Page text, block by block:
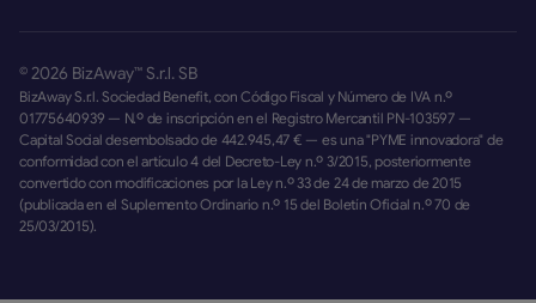
BizAway S.r.l. Sociedad Benefit, con Código Fiscal y Número de IVA n.º
01775640939 — N.º de inscripción en el Registro Mercantil PN-103597 —
Capital Social desembolsado de 442.945,47 € — es una "PYME innovadora" de
conformidad con el artículo 4 del Decreto-Ley n.º 3/2015, posteriormente
convertido con modificaciones por la Ley n.º 33 de 24 de marzo de 2015
(publicada en el Suplemento Ordinario n.º 15 del Boletín Oficial n.º 70 de
25/03/2015).
©2026 BizAway™ S.r.l. SB